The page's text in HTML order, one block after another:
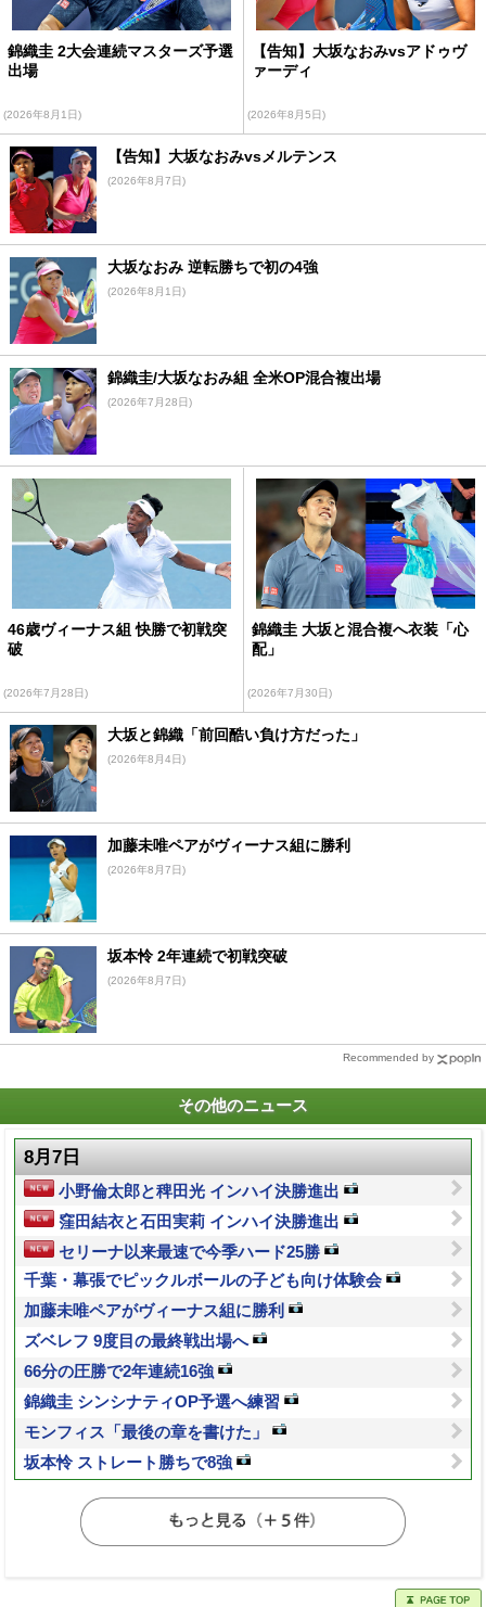
錦織圭 2大会連続マスターズ予選
出場
(2026年8月1日)
【告知】大坂なおみvsアドゥヴ
ァーディ
(2026年8月5日)
【告知】大坂なおみvsメルテンス
(2026年8月7日)
大坂なおみ 逆転勝ちで初の4強
(2026年8月1日)
錦織圭/大坂なおみ組 全米OP混合複出場
(2026年7月28日)
46歳ヴィーナス組 快勝で初戦突
破
(2026年7月28日)
錦織圭 大坂と混合複へ衣装「心
配」
(2026年7月30日)
大坂と錦織「前回酷い負け方だった」
(2026年8月4日)
加藤未唯ペアがヴィーナス組に勝利
(2026年8月7日)
坂本怜 2年連続で初戦突破
(2026年8月7日)
Recommended by
その他のニュース
8月7日
小野倫太郎と稗田光 インハイ決勝進出
窪田結衣と石田実莉 インハイ決勝進出
セリーナ以来最速で今季ハード25勝
千葉・幕張でピックルボールの子ども向け体験会
加藤未唯ペアがヴィーナス組に勝利
ズベレフ 9度目の最終戦出場へ
66分の圧勝で2年連続16強
錦織圭 シンシナティOP予選へ練習
モンフィス「最後の章を書けた」
坂本怜 ストレート勝ちで8強